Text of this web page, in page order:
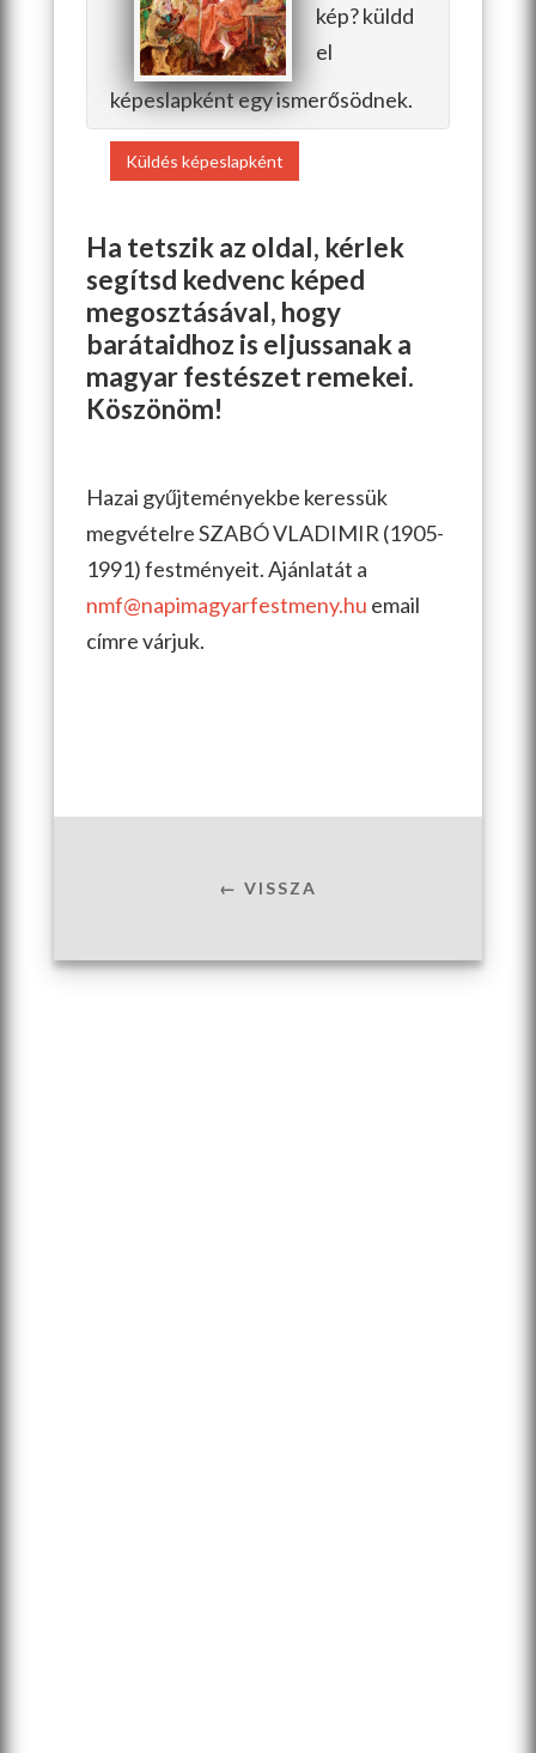
kép? küldd
el
képeslapként egy ismerősödnek.
Küldés képeslapként
Ha tetszik az oldal, kérlek
segítsd kedvenc képed
megosztásával, hogy
barátaidhoz is eljussanak a
magyar festészet remekei.
Köszönöm!
Hazai gyűjteményekbe keressük
megvételre SZABÓ VLADIMIR (1905-
1991) festményeit. Ajánlatát a
nmf@napimagyarfestmeny.hu email
címre várjuk.
← VISSZA